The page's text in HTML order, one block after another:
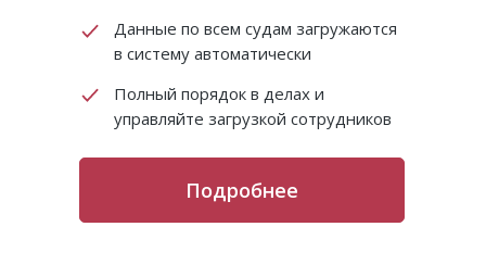
Подробнее
Данные по всем судам загружаются
в систему автоматически
Полный порядок в делах и
управляйте загрузкой сотрудников